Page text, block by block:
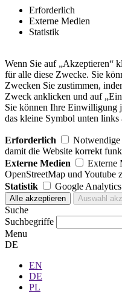
Erforderlich
Externe Medien
Statistik
Wenn Sie auf „Akzeptieren“
für alle diese Zwecke. Sie
Zwecken Sie zustimmen,
Zweck anklicken und auf
Sie können Ihre Einwilligung
das kleine Symbol unten
Erforderlich
Notwendige
damit die Website korrekt
Externe Medien
Externe
OpenStreetMap und Youtube
Statistik
Google
Suche
Suchbegriffe
Menu
DE
EN
DE
PL